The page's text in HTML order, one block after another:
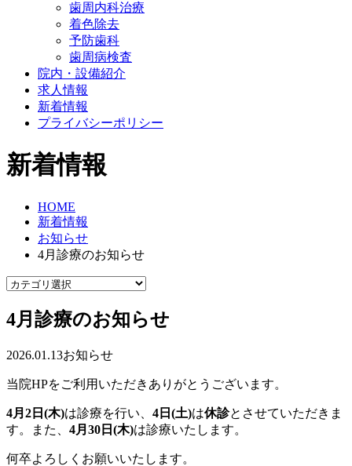
歯周内科治療
着色除去
予防歯科
歯周病検査
院内・設備紹介
求人情報
新着情報
プライバシーポリシー
新着情報
HOME
新着情報
お知らせ
4月診療のお知らせ
4月診療のお知らせ
2026.01.13お知らせ
当院HPをご利用いただきありがとうございます。
4月2日(木)は診療を行い、 4日(土)は休診とさせていただきま
す。また、 4月30日(木)は診療いたします。
何卒よろしくお願いいたします。